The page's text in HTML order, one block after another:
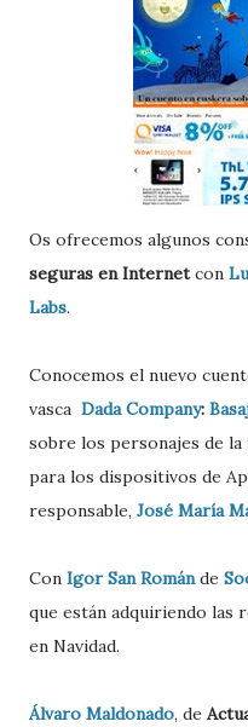
Os ofrecemos algunos
seguras en Internetcon
Labs.
Conocemos el nuevo
vasca Dada Company:
sobre los personajes de
para los dispositivos de
responsable, José María
Con Igor San Románde
que están adquiriendo las
en Navidad.
Álvaro Maldonado, de